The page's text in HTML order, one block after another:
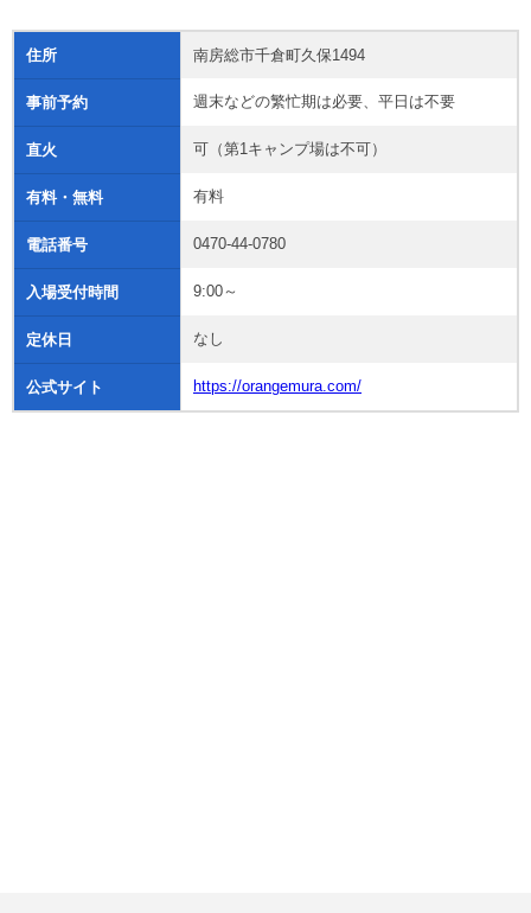
住所 南房総市千倉町久保1494
事前予約 週末などの繁忙期は必要、平日は不要
直火 可（第1キャンプ場は不可）
有料・無料 有料
電話番号 0470-44-0780
入場受付時間 9:00～
定休日 なし
公式サイト https://orangemura.com/